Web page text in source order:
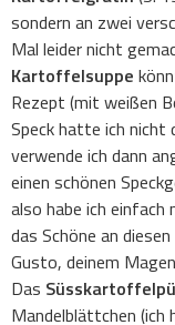
sondern an zwei
Mal leider nicht
Kartoffelsuppe
Rezept (mit weißen
Speck hatte ich nicht
verwende ich dann
einen schönen
also habe ich
das Schöne an
Gusto, deinem
Das
Mandelblättchen (ich